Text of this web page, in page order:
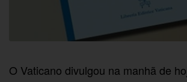
O Vaticano divulgou na manhã de